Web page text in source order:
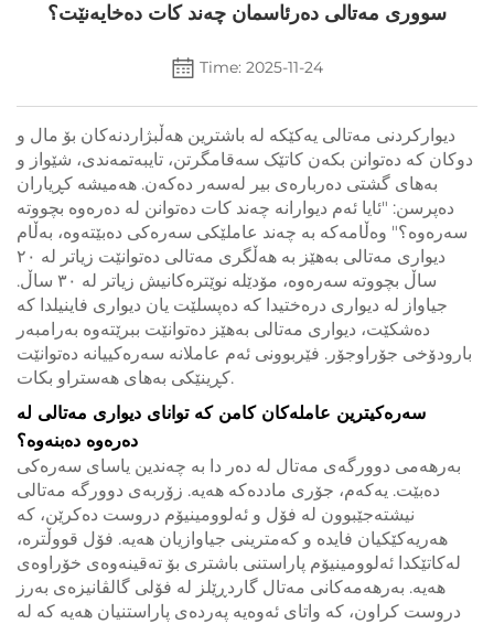
سووری مەتالی دەرئاسمان چەند کات دەخایەنێت؟
Time: 2025-11-24
دیوارکردنی مەتالی یەکێکە لە باشترین هەڵبژاردنەکان بۆ مال و
دوکان کە دەتوانن بکەن کاتێک سەقامگرتن، تایبەتمەندی، شێواز و
بەهای گشتی دەربارەی بیر لەسەر دەکەن. هەمیشە کڕیاران
دەپرسن: "ئایا ئەم دیوارانە چەند کات دەتوانن لە دەرەوە بچووتە
سەرەوە؟" وەڵامەکە بە چەند عاملێکی سەرەکی دەبێتەوە، بەڵام
دیواری مەتالی بەهێز بە ھەڵگری مەتالی دەتوانێت زیاتر لە ٢٠
ساڵ بچووتە سەرەوە، مۆدێلە نوێترەکانیش زیاتر لە ٣٠ ساڵ.
جیاواز لە دیواری درەختیدا کە دەپسلێت یان دیواری فاینیلدا کە
دەشکێت، دیواری مەتالی بەهێز دەتوانێت ببرێتەوە بەرامبەر
بارودۆخی جۆراوجۆر. فێربوونی ئەم عاملانە سەرەکییانە دەتوانێت
کڕینێکی بەهای هەستراو بکات.
سەرەکیترین عاملەکان کامن کە توانای دیواری مەتالی لە
دەرەوە دەبنەوە؟
بەرهەمی دوورگەی مەتال لە دەر دا بە چەندین یاسای سەرەکی
دەبێت. یەکەم، جۆری ماددەکە هەیە. زۆربەی دوورگە مەتالی
نیشتەجێبوون لە فۆل و ئەلوومینیۆم دروست دەکرێن، کە
هەریەکێکیان فایدە و کەمترینی جیاوازیان هەیە. فۆل قووڵترە،
لەکاتێکدا ئەلوومینیۆم پاراستنی باشتری بۆ تەقینەوەی خۆراوەی
هەیە. بەرهەمەکانی مەتال گاردڕێلز لە فۆلی گالڤانیزەی بەرز
دروست کراون، کە واتای ئەوەیە پەردەی پاراستنیان هەیە کە لە